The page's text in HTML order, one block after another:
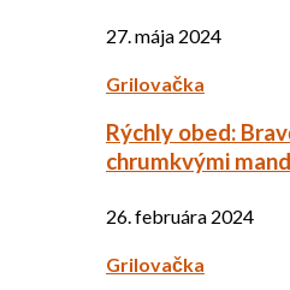
27. mája 2024
Grilovačka
Rýchly obed:
chrumkvými
26. februára 2024
Grilovačka